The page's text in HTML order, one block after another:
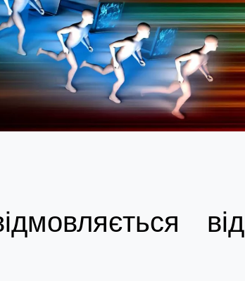
від